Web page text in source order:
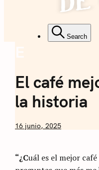
Café
Coffee + Ideas Search
El café
la historia
by
16 junio, 2025
“¿Cuál es el mejor café